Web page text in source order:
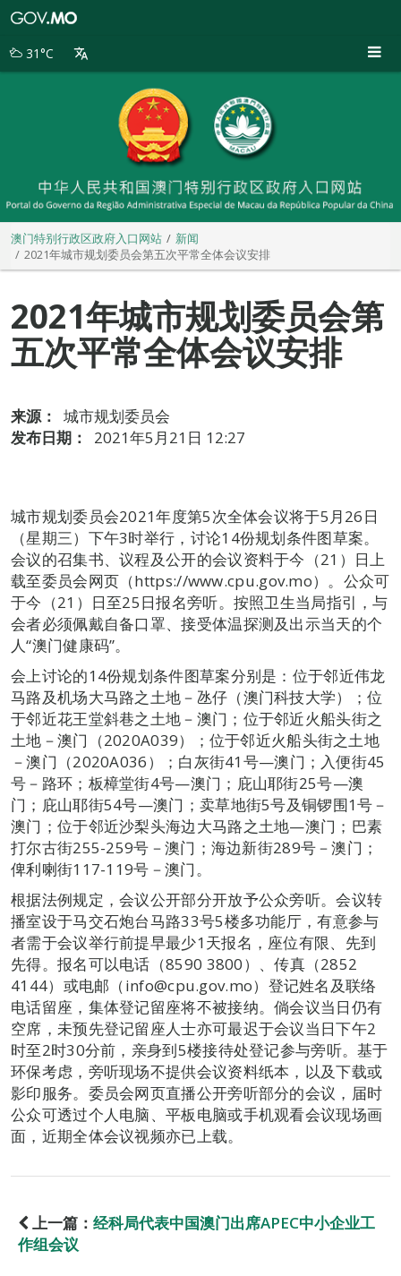
别
31°C
澳门特别行政区政府入口网站
新闻
2021年城市规划委员会第五次平常全体会议安排
2021年城市规划委员会第
五次平常全体会议安排
来源：
城市规划委员会
发布日期：
2021年5月21日 12:27
城市规划委员会2021年度第5次全体会议将于5月26日
（星期三）下午3时举行，讨论14份规划条件图草案。
会议的召集书、议程及公开的会议资料于今（21）日上
载至委员会网页（https://www.cpu.gov.mo）。公众可
于今（21）日至25日报名旁听。按照卫生当局指引，与
会者必须佩戴自备口罩、接受体温探测及出示当天的个
人“澳门健康码”。
会上讨论的14份规划条件图草案分别是：位于邻近伟龙
马路及机场大马路之土地－氹仔（澳门科技大学）；位
于邻近花王堂斜巷之土地－澳门；位于邻近火船头街之
土地－澳门（2020A039）；位于邻近火船头街之土地
－澳门（2020A036）；白灰街41号—澳门；入便街45
号－路环；板樟堂街4号—澳门；庇山耶街25号—澳
门；庇山耶街54号—澳门；卖草地街5号及铜锣围1号－
澳门；位于邻近沙梨头海边大马路之土地—澳门；巴素
打尔古街255-259号－澳门；海边新街289号－澳门；
俾利喇街117-119号－澳门。
根据法例规定，会议公开部分开放予公众旁听。会议转
播室设于马交石炮台马路33号5楼多功能厅，有意参与
者需于会议举行前提早最少1天报名，座位有限、先到
先得。报名可以电话（8590 3800）、传真（2852
4144）或电邮（info@cpu.gov.mo）登记姓名及联络
电话留座，集体登记留座将不被接纳。倘会议当日仍有
空席，未预先登记留座人士亦可最迟于会议当日下午2
时至2时30分前，亲身到5楼接待处登记参与旁听。基于
环保考虑，旁听现场不提供会议资料纸本，以及下载或
影印服务。委员会网页直播公开旁听部分的会议，届时
公众可透过个人电脑、平板电脑或手机观看会议现场画
面，近期全体会议视频亦已上载。
上一篇： 经科局代表中国澳门出席APEC中小企业工
作组会议